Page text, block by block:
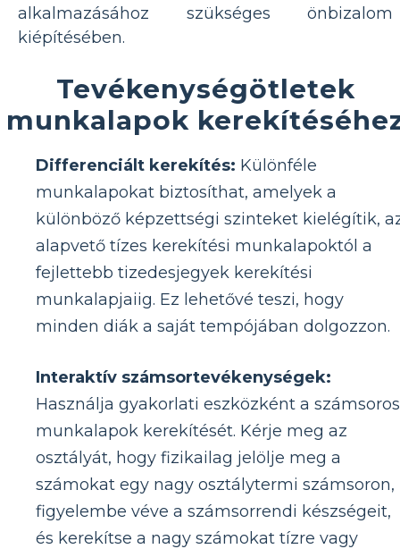
alkalmazásához szükséges önbizalom
kiépítésében.
Tevékenységötletek
munkalapok
Differenciált kerekítés: Különféle
munkalapokat biztosíthat, amelyek a
különböző képzettségi szinteket kielégítik,
alapvető tízes kerekítési munkalapoktól a
fejlettebb tizedesjegyek kerekítési
munkalapjaiig. Ez lehetővé teszi, hogy
minden diák a saját tempójában dolgozzon.
Interaktív számsortevékenységek:
Használja gyakorlati eszközként a számsoros
munkalapok kerekítését. Kérje meg az
osztályát, hogy fizikailag jelölje meg a
számokat egy nagy osztálytermi számsoron,
figyelembe véve a számsorrendi készségeit,
és kerekítse a nagy számokat tízre vagy